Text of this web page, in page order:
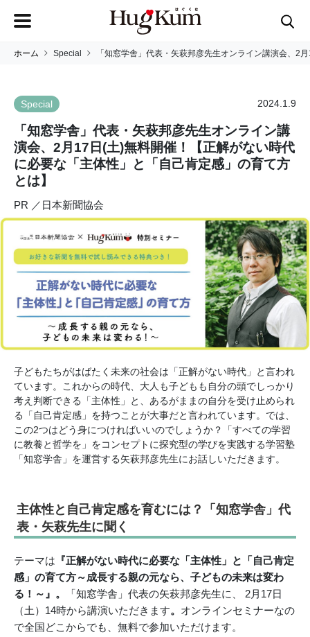
ホーム Special 「知窓学舎」代表・矢萩邦彦先生オンライン講演会、2
Special 2024.1.9
「知窓学舎」代表・矢萩邦彦先生オンライン講
演会、2月17日(土)無料開催！【正解がない時代
に必要な「主体性」と「自己肯定感」の育て方
とは】
PR ／日本新聞協会
子どもたちがはばたく未来の社会は「正解がない時代」と言われ
ています。これからの時代、大人も子どもも自分の頭でしっかり
考え判断できる「主体性」と、あるがままの自分を受け止められ
る「自己肯定感」を持つことが大事だと言われています。では、
この2つはどう身につければいいのでしょうか？「すべての学習
に教養と哲学を」をコンセプトに探究型の学びを実践する学習塾
「知窓学舎」を運営する矢萩邦彦先生にお話しいただきます。
主体性と自己肯定感を育むには？「知窓学舎」代
表・矢萩先生に聞く
テーマは 『正解がない時代に必要な「主体性」と「自己肯定
感」の育て方～成長する親の元なら、子どもの未来は変わ
る！～ 』。 「知窓学舎」代表の矢萩邦彦先生に、 2月17日
（土）14時から講演いただきます。 オンラインセミナーなの
で全国どこからでも、無料で参加いただけます。